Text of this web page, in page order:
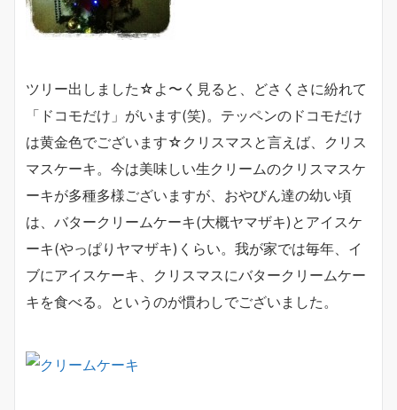
ツリー出しました☆よ〜く見ると、どさくさに紛れて
「ドコモだけ」がいます(笑)。テッペンのドコモだけ
は黄金色でございます☆クリスマスと言えば、クリス
マスケーキ。今は美味しい生クリームのクリスマスケ
ーキが多種多様ございますが、おやびん達の幼い頃
は、バタークリームケーキ(大概ヤマザキ)とアイスケ
ーキ(やっぱりヤマザキ)くらい。我が家では毎年、イ
ブにアイスケーキ、クリスマスにバタークリームケー
キを食べる。というのが慣わしでございました。